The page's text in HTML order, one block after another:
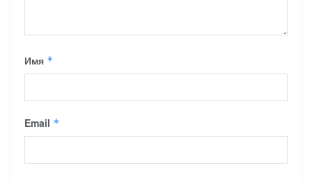
Имя *
Email *